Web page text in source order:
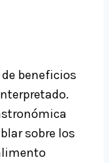
beneficios
sobre los